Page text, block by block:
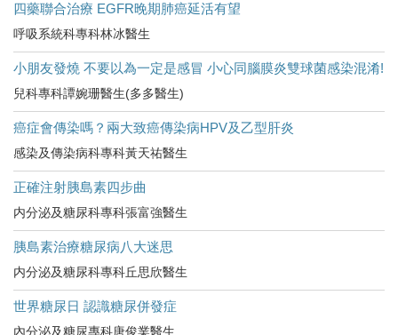
四藥聯合治療 EGFR晚期肺癌延活有望
呼吸系統科專科林冰醫生
小朋友發燒 不要以為一定是感冒 小心同腦膜炎雙球菌感染混淆!
兒科專科譚婉珊醫生(多多醫生)
癌症會傳染嗎？兩大致癌傳染病HPV及乙型肝炎
感染及傳染病科專科黃天祐醫生
正確注射胰島素四步曲
内分泌及糖尿科專科張富強醫生
胰島素治療糖尿病八大迷思
内分泌及糖尿科專科丘思欣醫生
世界糖尿日 認識糖尿併發症
內分泌及糖尿專科唐俊業醫生